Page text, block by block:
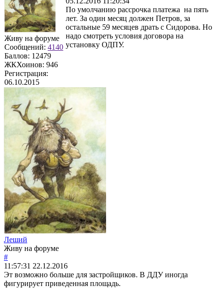
Живу на форуме
Сообщений: 4140
Баллов: 12479
ЖКХоинов: 946
Регистрация:
06.10.2015
По умолчанию рассрочка платежа на пять
лет. За один месяц должен Петров, за
остальные 59 месяцев драть с Сидорова. Но
надо смотреть условия договора на
установку ОДПУ.
Леший
Живу на форуме
#
11:57:31 22.12.2016
Эт возможно больше для застройщиков. В ДДУ иногда
фигурирует приведенная площадь.